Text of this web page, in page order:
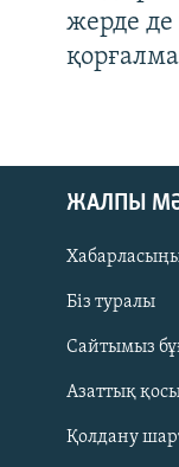
Русский
ЖАЗЫЛЫҢЫЗ
жерде
ЖАЛПЫ
Біз туралы
Сайтымыз
Азаттық
Қолдану